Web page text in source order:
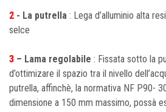
2 - La putrella : Lega d’alluminio alta
selce
3 – Lama regolabile : Fissata sotto la
d’ottimizare il spazio tra il nivello
putrella, affinchè, la normativa NF P90-
dimensione a 150 mm massimo, possà